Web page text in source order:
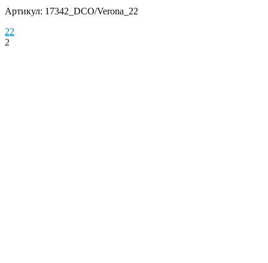
Артикул: 17342_DCO/Verona_22
22
2